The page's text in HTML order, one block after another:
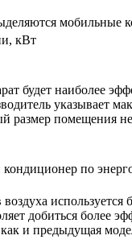
кВт
будет наиболее
указывает
помещения
кондиционер по
добиться более
и предыдущая